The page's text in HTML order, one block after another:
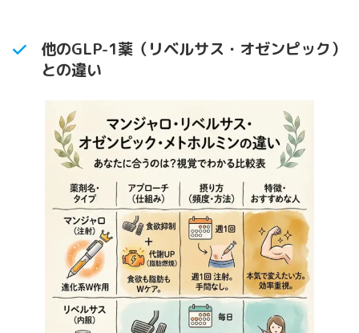
他のGLP-1薬（リベルサス・オゼンピック）
との違い